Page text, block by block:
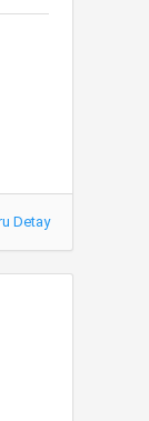
Detay